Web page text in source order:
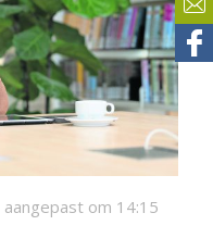
aangepast om 14:15